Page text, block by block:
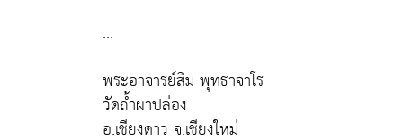
...
พระอาจารย์สิม พุทธาจาโร
วัดถ้ำผาปล่อง
อ.เชียงดาว จ.เชียงใหม่